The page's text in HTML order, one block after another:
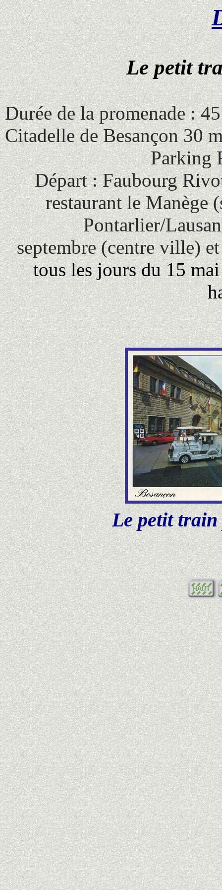
Le petit
Durée de la promenade :
Citadelle de Besançon 30
Parking
Départ:Faubourg
restaurant le Manège
Pontarlier/
septembre (centre ville)
tous les jours du 15
Le petit